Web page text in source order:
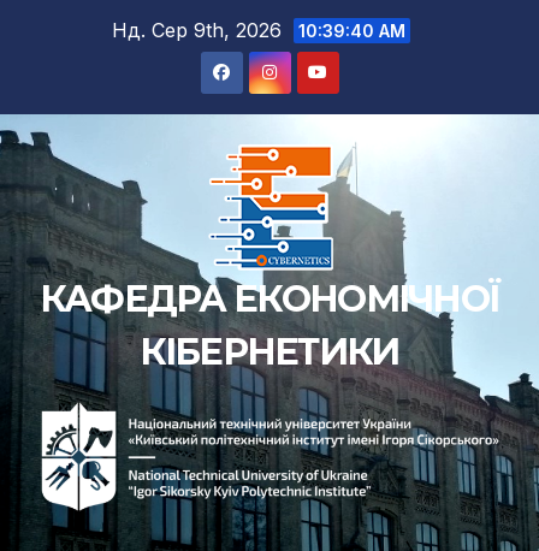
Нд. Сер 9th, 2026 10:39:41 AM
КАФЕДРА ЕКОНОМІЧНОЇ
КІБЕРНЕТИКИ